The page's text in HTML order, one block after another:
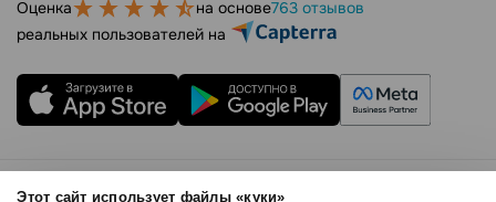
Этот сайт использует файлы «куки»
Оценка на основе763 отзывов
реальных пользователей на
Правила использования